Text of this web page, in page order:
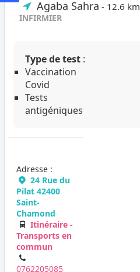
Agaba Sahra - 12.6 km
INFIRMIER
Type de test :
Vaccination
Covid
Tests
antigéniques
Adresse :
24 Rue du
Pilat 42400
Saint-
Chamond
Itinéraire -
Transports en
commun
0762205085